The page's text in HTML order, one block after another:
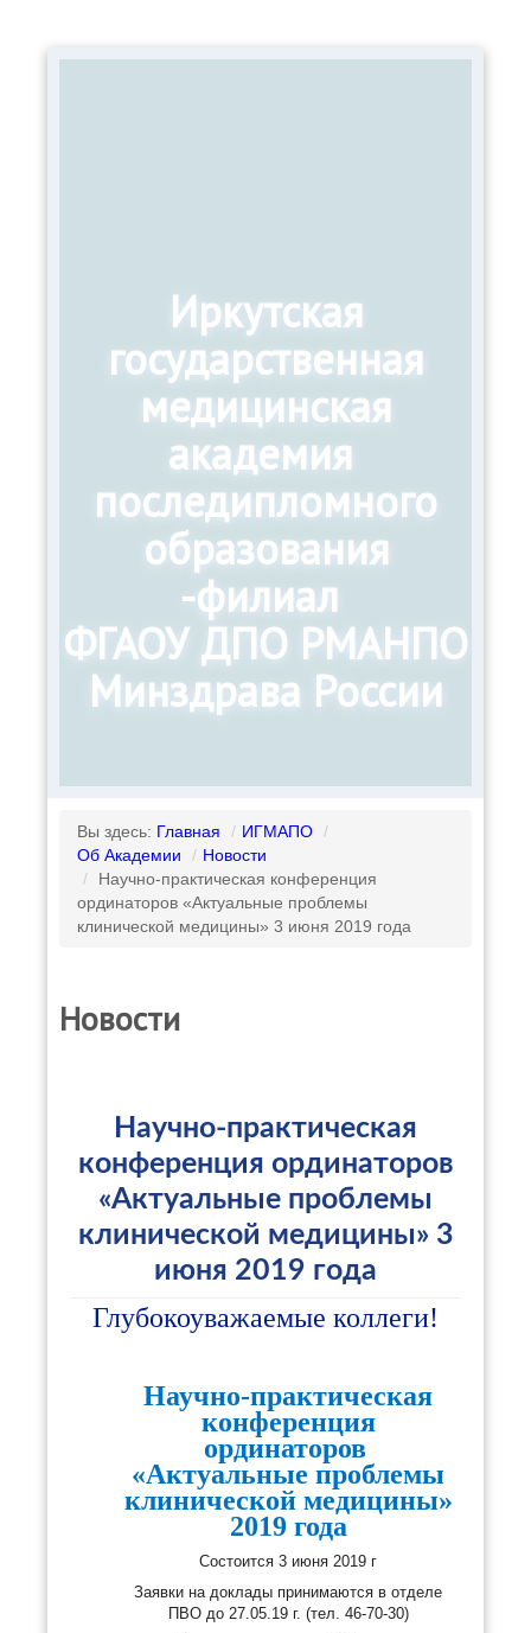
Иркутская
государственная
медицинская
академия
последипломного
образования
-филиал
ФГАОУ ДПО РМАНПО
Минздрава России
Вы здесь: Главная / ИГМАПО
/
Об Академии
/ Новости
/
Научно-практическая конференция
ординаторов «Актуальные проблемы
клинической медицины» 3 июня 2019 года
Новости
Научно-практическая
конференция ординаторов
«Актуальные проблемы
клинической медицины» 3
июня 2019 года
Глубокоуважаемые коллеги!
Научно-практическая
конференция
ординаторов
«Актуальные проблемы
клинической медицины»
2019 года
Состоится 3 июня 2019 г
Заявки на доклады принимаются в отделе
ПВО до 27.05.19 г. (тел. 46-70-30)